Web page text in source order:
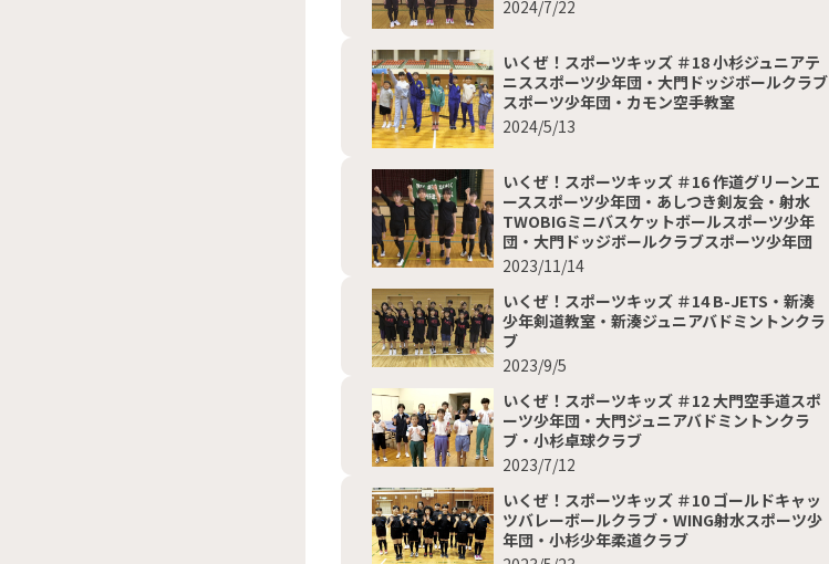
2024/7/22
いくぜ！スポーツキッズ ＃18 小杉ジュニアテ
ニススポーツ少年団・大門ドッジボールクラブ
スポーツ少年団・カモン空手教室
2024/5/13
いくぜ！スポーツキッズ ＃16 作道グリーンエ
ーススポーツ少年団・あしつき剣友会・射水
TWOBIGミニバスケットボールスポーツ少年
団・大門ドッジボールクラブスポーツ少年団
2023/11/14
いくぜ！スポーツキッズ ＃14 B-JETS・新湊
少年剣道教室・新湊ジュニアバドミントンクラ
ブ
2023/9/5
いくぜ！スポーツキッズ ＃12 大門空手道スポ
ーツ少年団・大門ジュニアバドミントンクラ
ブ・小杉卓球クラブ
2023/7/12
いくぜ！スポーツキッズ ＃10 ゴールドキャッ
ツバレーボールクラブ・WING射水スポーツ少
年団・小杉少年柔道クラブ